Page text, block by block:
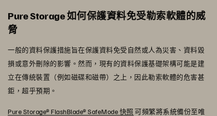
Pure Storage 如何保護資料免受勒索軟體的威
脅
一般的資料保護措施旨在保護資料免受自然或人為災害、資料毀
損或意外刪除的影響。然而，現有的資料保護基礎架構可能是建
立在傳統裝置（例如磁碟和磁帶）之上，因此勒索軟體的危害甚
鉅，超乎預期。
Pure Storage® FlashBlade® SafeMode 快照 可頻繁將系統備份至唯